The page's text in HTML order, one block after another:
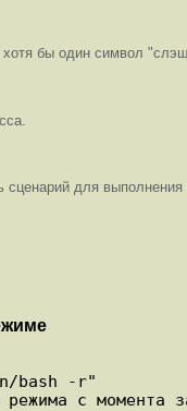
хотя бы один символ
для
bash -r"
с момента